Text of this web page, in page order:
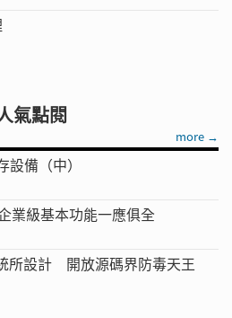
氣點閱
more →
備（中）
業級基本功能一應俱全
所設計 開放源碼界防毒天王